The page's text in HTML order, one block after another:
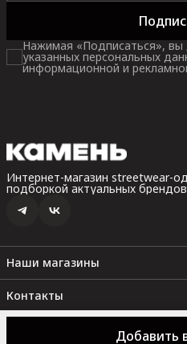
Добавить
Нажимая «Подписаться», вы
указанных персональных
информационной и
Интернет-магазин streetwear-
подборкой актуальных
Наши магазины
Санкт-Петербург, Невский пр.
22:00)
Санкт-Петербург. Набережная
- 22:00)
Контакты
Набережная реки Карповки, 10
Оферта